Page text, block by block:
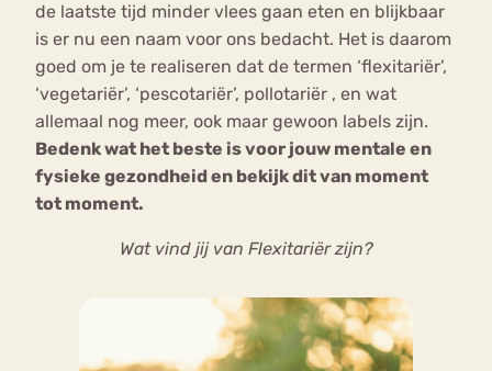
de laatste tijd minder vlees gaan eten en blijkbaar
is er nu een naam voor ons bedacht. Het is daarom
goed om je te realiseren dat de termen ‘flexitariër’,
‘vegetariër’, ‘pescotariër’, pollotariër , en wat
allemaal nog meer, ook maar gewoon labels zijn.
Bedenk wat het beste is voor jouw mentale en
fysieke gezondheid en bekijk dit van moment
tot moment.
Wat vind jij van Flexitariër zijn?